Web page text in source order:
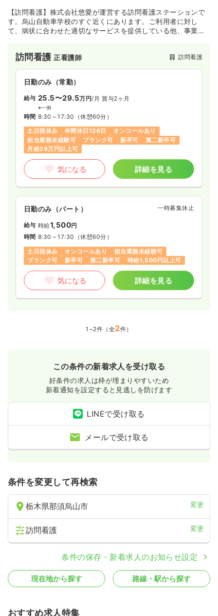
【訪問看護】株式会社悠愛が運営する訪問看護ステーションで
す。烏山自動車学校のすぐ近くにあります。ご利用者に対し
て、病状に合わせた適切なサービスを提供している他、事業所
訪問看護正看護師 訪問看護
日勤のみ（常勤）
給与 25.5〜29.5万円/月 賞与2ヶ月
※一例
時間 8:30～17:30 （休憩60分）
土日祝休み
年間休日126日
オンコールあり
担当業務未経験可
ブランク可 新卒可
第二新卒可
月給29万円以上可
気になる 詳細を見る
日勤のみ（パート） 一時募集休止
給与 時給1,500円
時間 8:30～17:30 （休憩60分）
土日祝休み
オンコールあり
担当業務未経験可
ブランク可
新卒可 第二新卒可 時給1,500円以上可
気になる 詳細を見る
1~2件（全2件）
この条件の新着求人を受け取る
好条件の求人は枠が埋まりやすいため
新着通知を設定すると見逃しを防げます
LINEで受け取る
メールで受け取る
条件を変更して再検索
栃木県那須烏山市 変更
訪問看護 変更
条件の保存・新着求人のお知らせ設定
現在地から探す 路線・駅から探す
おすすめ求人特集